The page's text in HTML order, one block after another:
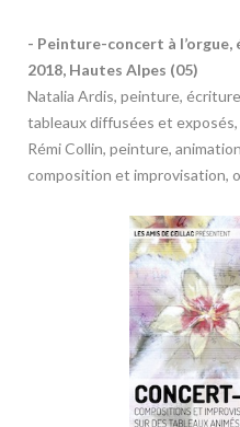
- Peinture-concert à
2018, Hautes Alpes (05)
Natalia Ardis, peinture,
tableaux diffusées et
Rémi Collin, peinture,
composition et improvisation,